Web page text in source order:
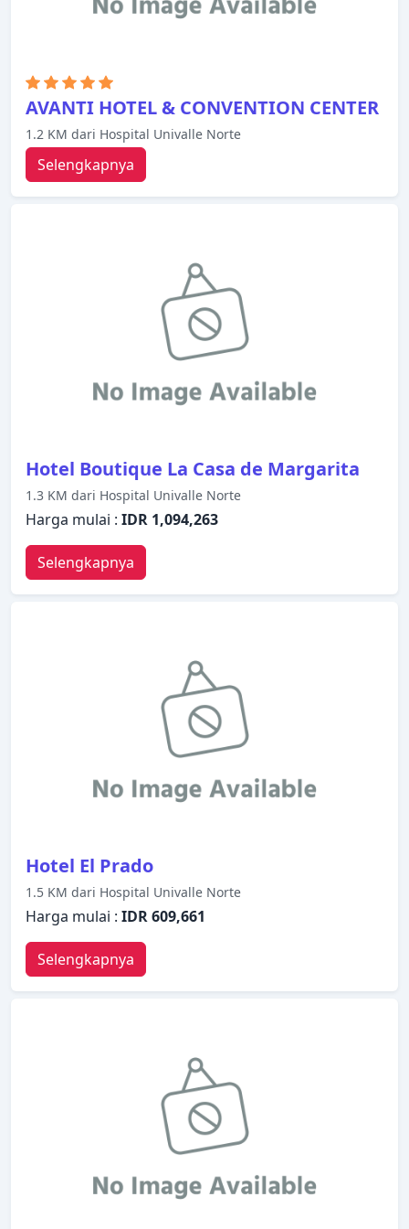
keramahan yang hangat dengan suasana yang
AVANTI HOTEL & CONVENTION CENTER
1.2 KM dari Hospital Univalle Norte
Selengkapnya
Hotel Boutique La Casa de Margarita
1.3 KM dari Hospital Univalle Norte
Harga mulai : IDR 1,094,263
Selengkapnya
Hotel El Prado
1.5 KM dari Hospital Univalle Norte
Harga mulai : IDR 609,661
Selengkapnya